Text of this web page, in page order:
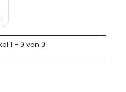
1 - 9 von 9